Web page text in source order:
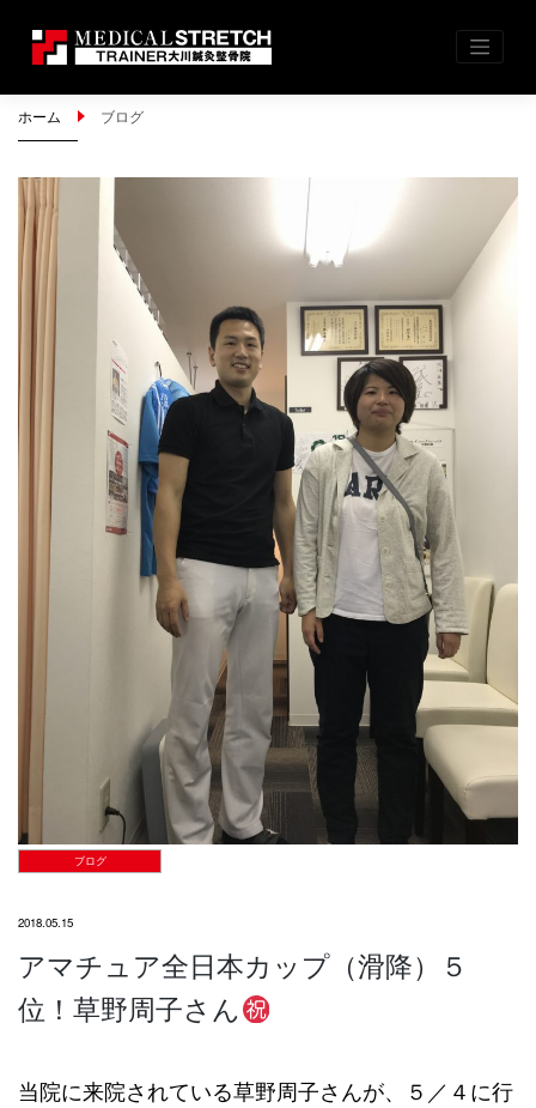
content
ホーム ブログ
ブログ
2018.05.15
アマチュア全日本カップ（滑降）５
位！草野周子さん
当院に来院されている草野周子さんが、５／４に行